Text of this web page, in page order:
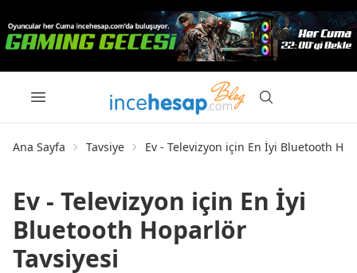
Ana Sayfa Tavsiye Ev - Televizyon için En İyi Bluetooth
Ev - Televizyon için En İyi
Bluetooth Hoparlör
Tavsiyesi